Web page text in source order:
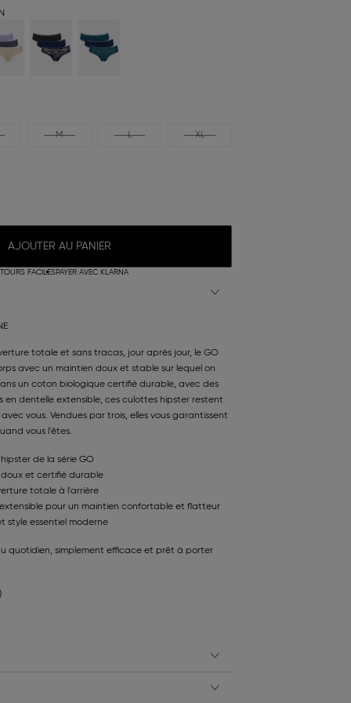
M L XL
AJOUTER AU PANIER
FACILESPAYER AVEC KLARNA
totale et sans tracas, jour après jour, le GO
avec un maintien doux et stable sur lequel on
un coton biologique certifié durable, avec des
en dentelle extensible, ces culottes hipster restent
vous. Vendues par trois, elles vous garantissent
vous l'êtes.
de la série GO
doux et certifié durable
totale à l'arrière
extensible pour un maintien confortable et flatteur
style essentiel moderne
quotidien, simplement efficace et prêt à porter